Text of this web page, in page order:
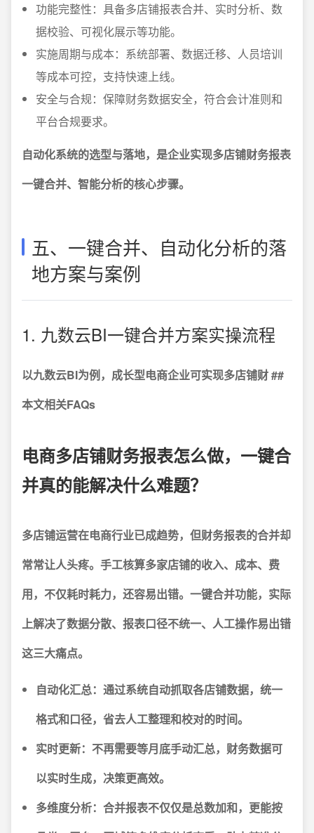
功能完整性：具备多店铺报表合并、实时分析、数
据校验、可视化展示等功能。
实施周期与成本：系统部署、数据迁移、人员培训
等成本可控，支持快速上线。
安全与合规：保障财务数据安全，符合会计准则和
平台合规要求。
自动化系统的选型与落地，是企业实现多店铺财务报表
一键合并、智能分析的核心步骤。
五、一键合并、自动化分析的落
地方案与案例
1. 九数云BI一键合并方案实操流程
以九数云BI为例，成长型电商企业可实现多店铺财 ##
本文相关FAQs
电商多店铺财务报表怎么做，一键合
并真的能解决什么难题？
多店铺运营在电商行业已成趋势，但财务报表的合并却
常常让人头疼。手工核算多家店铺的收入、成本、费
用，不仅耗时耗力，还容易出错。 一键合并功能，实际
上解决了数据分散、报表口径不统一、人工操作易出错
这三大痛点。
自动化汇总： 通过系统自动抓取各店铺数据，统一
格式和口径，省去人工整理和校对的时间。
实时更新： 不再需要等月底手动汇总，财务数据可
以实时生成，决策更高效。
多维度分析： 合并报表不仅仅是总数加和，更能按